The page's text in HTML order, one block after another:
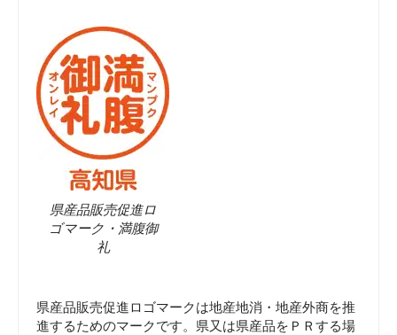
県産品販売促進ロ
ゴマーク・満腹御
礼
県産品販売促進ロゴマークは地産地消・地産外商を推
進するためのマークです。県又は県産品をＰＲする場